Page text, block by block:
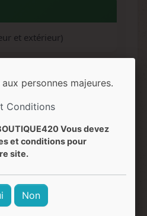
et extérieur)
ananas
personnes majeures.
Conditions
Vous devez
et conditions pour
site.
Non